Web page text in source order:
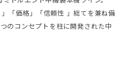
「価格」「信頼性 」総てを兼ね備
のコンセプトを柱に開発された中